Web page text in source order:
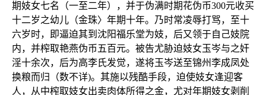
期妓女七名（一至二年），并于伪满时期花伪币300元收买
十二岁之幼儿（金珠〉年期十年。乃时常凌辱打骂，至十
六岁时，即逼迫其到沈阳福乐堂为妓，后又领于自己妓院
内，并榨取艳燕伪币五百元。被告尤胁迫妓女玉岑与之奸
淫十余次，后为高李氏发觉，遂将玉岑送至锦州李成凤处
换粮而归（数不详)。其施以残酷手段，迫使妓女逢迎客
人，从中榨取妓女出卖肉体所得之金，尤对年期妓女剥削